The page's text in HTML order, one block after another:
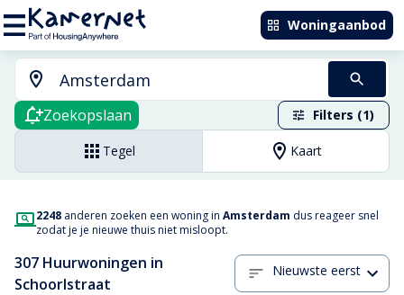
Woningaanbod
Zoekopslaan Filters (1)
Tegel Kaart
2248 anderen zoeken een woning in Amsterdam dus reageer snel
zodat je je nieuwe thuis niet misloopt.
307 Huurwoningen in
Schoorlstraat
Nieuwste eerst